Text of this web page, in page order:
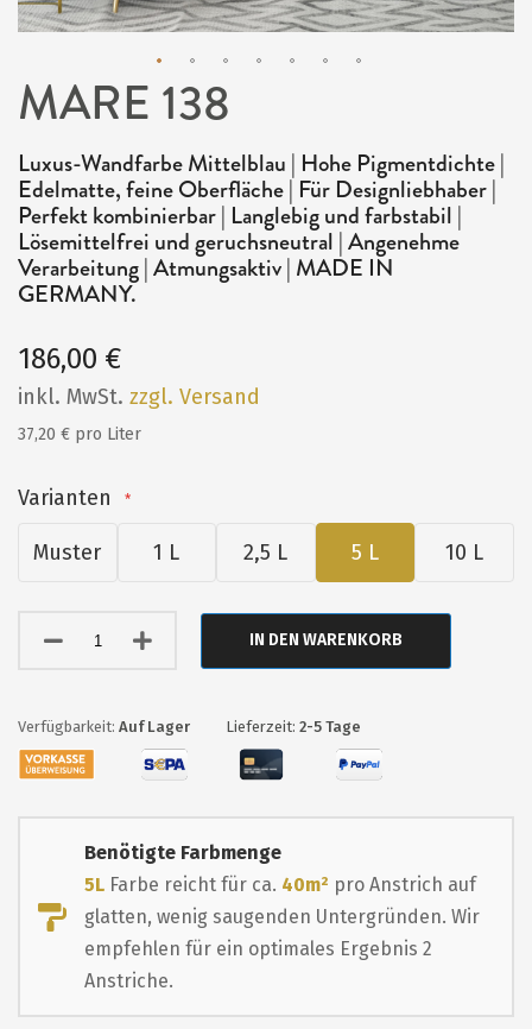
Zum
der
Bildergalerie
springen
MARE 138
Luxus-Wandfarbe Mittelblau | Hohe Pigmentdichte |
Edelmatte, feine Oberfläche | Für Designliebhaber |
Perfekt kombinierbar | Langlebig und farbstabil |
Lösemittelfrei und geruchsneutral | Angenehme
Verarbeitung | Atmungsaktiv | MADE IN
GERMANY.
186,00 €
inkl. MwSt. zzgl. Versand
37,20 € pro Liter
Varianten
Muster 1 L 2,5 L 5 L 10 L
IN DEN WARENKORB
Auf Lager Lieferzeit: 2-5 Tage
Benötigte Farbmenge
5L Farbe reicht für ca. 40m² pro Anstrich auf
glatten, wenig saugenden Untergründen. Wir
empfehlen für ein optimales Ergebnis 2
Anstriche.